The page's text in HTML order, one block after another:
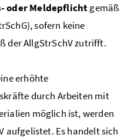
oder Meldepflichtgemäß
sofern keine
derAllgStrSchVzutrifft.
erhöhte
durch Arbeiten mit
möglich ist, werden
aufgelistet. Es handelt sich